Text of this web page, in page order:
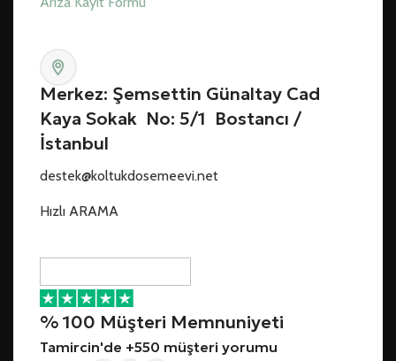
Merkez: Şemsettin Günaltay Cad
Kaya Sokak No: 5/1 Bostancı /
İstanbul
destek@koltukdosemeevi.net
Hızlı ARAMA
% 100 Müşteri Memnuniyeti
Tamircin'de +550 müşteri yorumu